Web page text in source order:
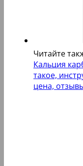
Читайте
Кальция
такое,
цена,